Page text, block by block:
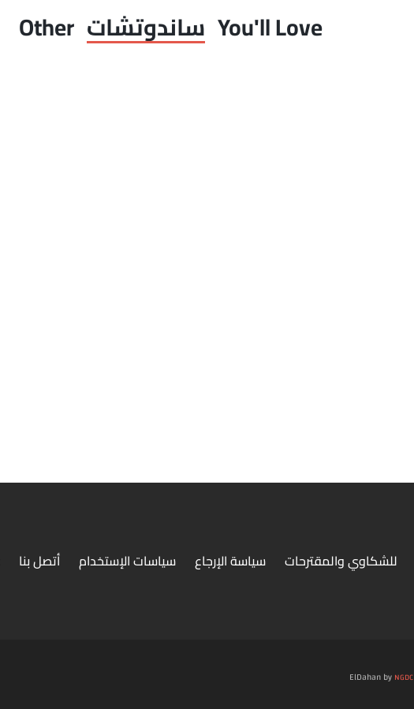
Other ساندوتشات You'll Love
أتصل بنا سياسات الإستخدام سياسة الإرجاع للشكاوي والمقترحات
ElDahan by NGDC